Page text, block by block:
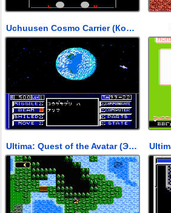
Uchuusen Cosmo Carrier (Космический перевозчик)
Ultima: Quest of the Avatar (Эпоха Просвещения)